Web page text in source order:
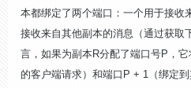
本都绑定了两个端口：一个用于接收
接收来自其他副本的消息（通过获取
言，如果为副本R分配了端口号P，
的客户端请求）和端口P + 1（绑定